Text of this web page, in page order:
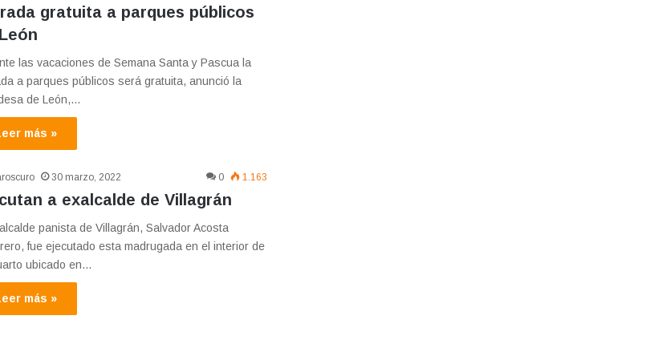
gratuita a parques públicos
las vacaciones de Semana Santa y Pascua la
a parques públicos será gratuita, anunció la
de León,…
más »
30 marzo, 2022 0 1.163
a exalcalde de Villagrán
panista de Villagrán, Salvador Acosta
fue ejecutado esta madrugada en el interior de
ubicado en…
más »